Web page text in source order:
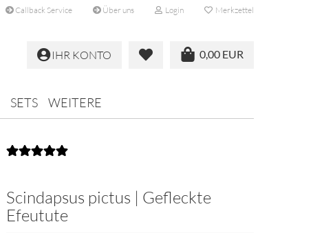
Callback Service Über uns Login Merkzettel
0,00 EUR
IHR KONTO
SETS WEITERE
Scindapsus pictus | Gefleckte
Efeutute